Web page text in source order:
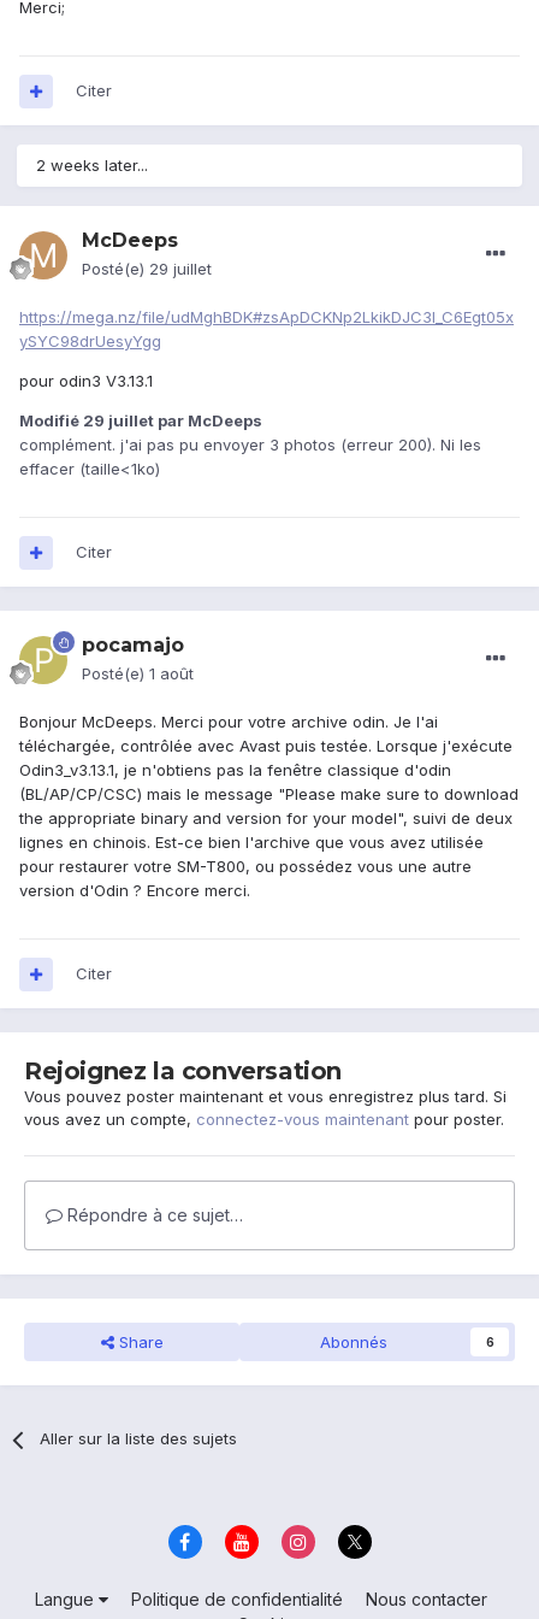
En 2025 elle est toujours d'actualité, alors un Grand Merci
J'aimerai en retour que vous me disiez quelles roms
utilisez-vous ?
Merci;
Citer
2 weeks later...
McDeeps
Posté(e) 29 juillet
https://mega.nz/file/udMghBDK#zsApDCKNp2LkikDJC3I_C6Egt05x
ySYC98drUesyYgg
pour odin3 V3.13.1
Modifié 29 juillet par McDeeps
complément. j'ai pas pu envoyer 3 photos (erreur 200). Ni les
effacer (taille<1ko)
Citer
pocamajo
Posté(e) 1 août
Bonjour McDeeps. Merci pour votre archive odin. Je l'ai
téléchargée, contrôlée avec Avast puis testée. Lorsque j'exécute
Odin3_v3.13.1, je n'obtiens pas la fenêtre classique d'odin
(BL/AP/CP/CSC) mais le message "Please make sure to download
the appropriate binary and version for your model", suivi de deux
lignes en chinois. Est-ce bien l'archive que vous avez utilisée
pour restaurer votre SM-T800, ou possédez vous une autre
version d'Odin ? Encore merci.
Citer
Rejoignez la conversation
Vous pouvez poster maintenant et vous enregistrez plus tard. Si
vous avez un compte, connectez-vous maintenant pour poster.
Répondre à ce sujet…
Share Abonnés 6
Aller sur la liste des sujets
Langue Politique de confidentialité
Nous contacter